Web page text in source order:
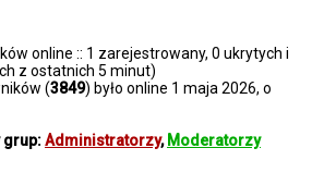
online :: 1 zarejestrowany, 0 ukrytych i
z ostatnich 5 minut)
(3849) było online 1 maja 2026, o
grup:Administratorzy, Moderatorzy